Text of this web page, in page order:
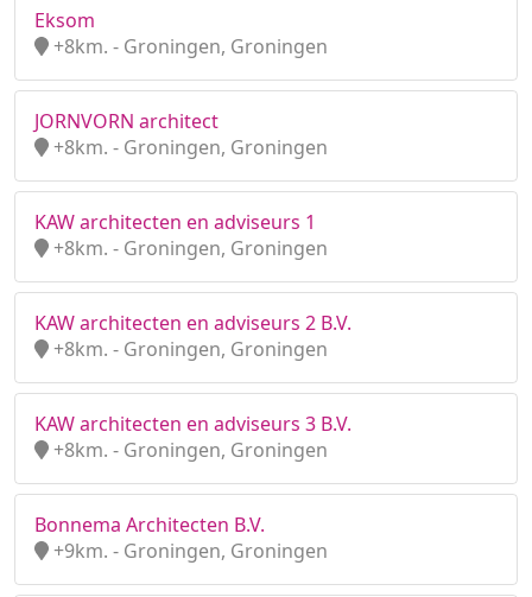
Eksom
+8km. - Groningen, Groningen
JORNVORN architect
+8km. - Groningen, Groningen
KAW architecten en adviseurs 1
+8km. - Groningen, Groningen
KAW architecten en adviseurs 2 B.V.
+8km. - Groningen, Groningen
KAW architecten en adviseurs 3 B.V.
+8km. - Groningen, Groningen
Bonnema Architecten B.V.
+9km. - Groningen, Groningen